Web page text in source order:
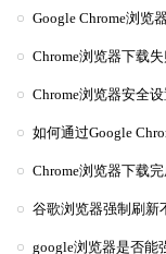
Google Chrome浏览
Chrome浏览器下载
Chrome浏览器安全
谷歌浏览器强制刷新
google浏览器是否能